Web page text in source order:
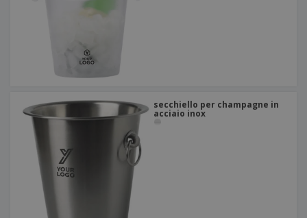
secchiello per champagne in
acciaio inox